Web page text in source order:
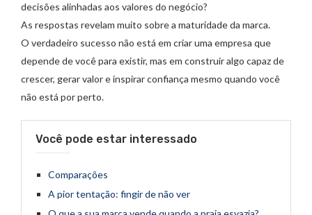
decisões alinhadas aos valores do negócio?
As respostas revelam muito sobre a maturidade da marca.
O verdadeiro sucesso não está em criar uma empresa que
depende de você para existir, mas em construir algo capaz de
crescer, gerar valor e inspirar confiança mesmo quando você
não está por perto.
Você pode estar interessado
Comparações
A pior tentação: fingir de não ver